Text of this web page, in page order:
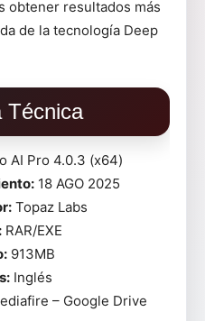
obtener resultados más
de la tecnología Deep
Técnica
AI Pro 4.0.3 (x64)
18 AGO 2025
Topaz Labs
RAR/EXE
913MB
Inglés
– Google Drive